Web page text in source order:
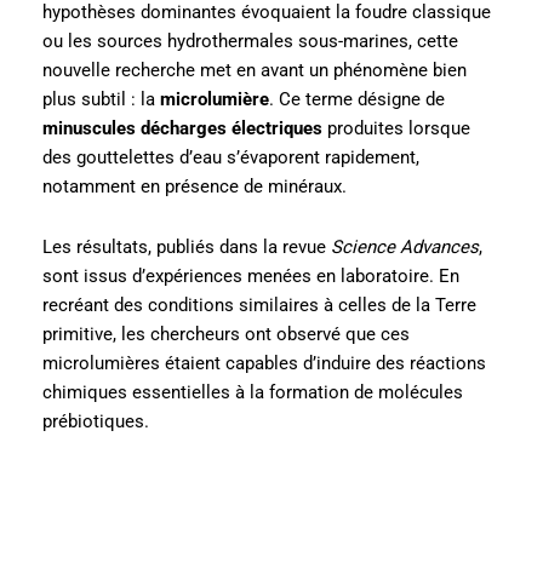
hypothèses dominantes évoquaient la foudre classique
ou les sources hydrothermales sous-marines, cette
nouvelle recherche met en avant un phénomène bien
plus subtil : la microlumière. Ce terme désigne de
minuscules décharges électriques produites lorsque
des gouttelettes d’eau s’évaporent rapidement,
notamment en présence de minéraux.
Les résultats, publiés dans la revue Science Advances,
sont issus d’expériences menées en laboratoire. En
recréant des conditions similaires à celles de la Terre
primitive, les chercheurs ont observé que ces
microlumières étaient capables d’induire des réactions
chimiques essentielles à la formation de molécules
prébiotiques.